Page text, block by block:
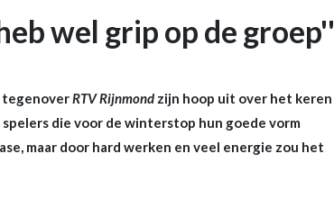
wel grip op de groep''
tegenoverRTV Rijnmond zijn hoop uit over het keren
die voor de winterstop hun goede vorm
maar door hard werken en veel energie zou het